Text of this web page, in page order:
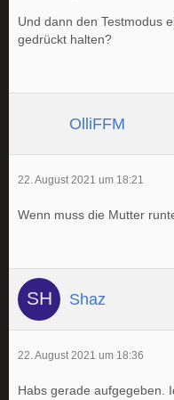
Und dann den Testmodus
gedrückt halten?
OlliFFM
22. August 2021 um 18:21
Wenn muss die Mutter
Shaz
22. August 2021 um 18:36
Habs gerade aufgegeben.